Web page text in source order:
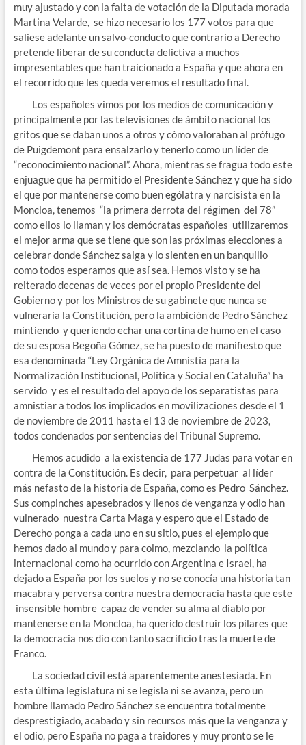
muy ajustado y con la falta de votación de la Diputada morada
Martina Velarde, se hizo necesario los 177 votos para que
saliese adelante un salvo-conducto que contrario a Derecho
pretende liberar de su conducta delictiva a muchos
impresentables que han traicionado a España y que ahora en
el recorrido que les queda veremos el resultado final.
Los españoles vimos por los medios de comunicación y
principalmente por las televisiones de ámbito nacional los
gritos que se daban unos a otros y cómo valoraban al prófugo
de Puigdemont para ensalzarlo y tenerlo como un líder de
“reconocimiento nacional”. Ahora, mientras se fragua todo este
enjuague que ha permitido el Presidente Sánchez y que ha sido
el que por mantenerse como buen ególatra y narcisista en la
Moncloa, tenemos “la primera derrota del régimen del 78”
como ellos lo llaman y los demócratas españoles utilizaremos
el mejor arma que se tiene que son las próximas elecciones a
celebrar donde Sánchez salga y lo sienten en un banquillo
como todos esperamos que así sea. Hemos visto y se ha
reiterado decenas de veces por el propio Presidente del
Gobierno y por los Ministros de su gabinete que nunca se
vulneraría la Constitución, pero la ambición de Pedro Sánchez
mintiendo y queriendo echar una cortina de humo en el caso
de su esposa Begoña Gómez, se ha puesto de manifiesto que
esa denominada “Ley Orgánica de Amnistía para la
Normalización Institucional, Política y Social en Cataluña” ha
servido y es el resultado del apoyo de los separatistas para
amnistiar a todos los implicados en movilizaciones desde el 1
de noviembre de 2011 hasta el 13 de noviembre de 2023,
todos condenados por sentencias del Tribunal Supremo.
Hemos acudido a la existencia de 177 Judas para votar en
contra de la Constitución. Es decir, para perpetuar al líder
más nefasto de la historia de España, como es Pedro Sánchez.
Sus compinches apesebrados y llenos de venganza y odio han
vulnerado nuestra Carta Maga y espero que el Estado de
Derecho ponga a cada uno en su sitio, pues el ejemplo que
hemos dado al mundo y para colmo, mezclando la política
internacional como ha ocurrido con Argentina e Israel, ha
dejado a España por los suelos y no se conocía una historia tan
macabra y perversa contra nuestra democracia hasta que este
insensible hombre capaz de vender su alma al diablo por
mantenerse en la Moncloa, ha querido destruir los pilares que
la democracia nos dio con tanto sacrificio tras la muerte de
Franco.
La sociedad civil está aparentemente anestesiada. En
esta última legislatura ni se legisla ni se avanza, pero un
hombre llamado Pedro Sánchez se encuentra totalmente
desprestigiado, acabado y sin recursos más que la venganza y
el odio, pero España no paga a traidores y muy pronto se le